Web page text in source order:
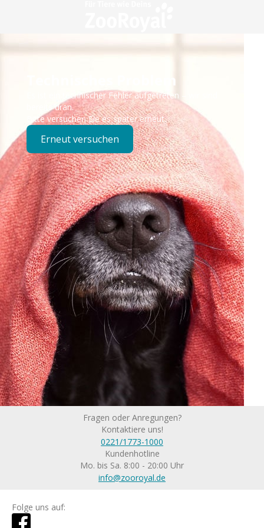
Technisches Problem
Es ist ein technischer Fehler aufgetreten – wir sind
bereits dran.
Bitte versuchen Sie es später erneut.
Erneut versuchen
Fragen oder Anregungen?
Kontaktiere uns!
0221/1773-1000
Kundenhotline
Mo. bis Sa. 8:00 - 20:00 Uhr
info@zooroyal.de
Folge uns auf: